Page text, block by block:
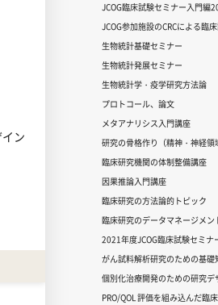
ン
JCOG臨床試験セミナー入門編
JCOG参加施設のCRCによる臨
生物統計基礎セミナー
生物統計発展セミナー
生物統計学・疫学研究方法論
プロトコール、論文
メタアナリシス入門講座
研究の骨格作り（精神・神経領
臨床研究機関の体制整備講座
因果推論入門講座
臨床研究の方法論的トピック
臨床研究のデータマネージメン
2021年度JCOG臨床試験セミナ
がん試料解析研究のための基礎
個別化治療開発のための研究デ
PRO/QOL 評価を組み込んだ臨